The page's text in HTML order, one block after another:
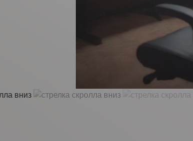
“Оставить заявку” Вы даете согласие на